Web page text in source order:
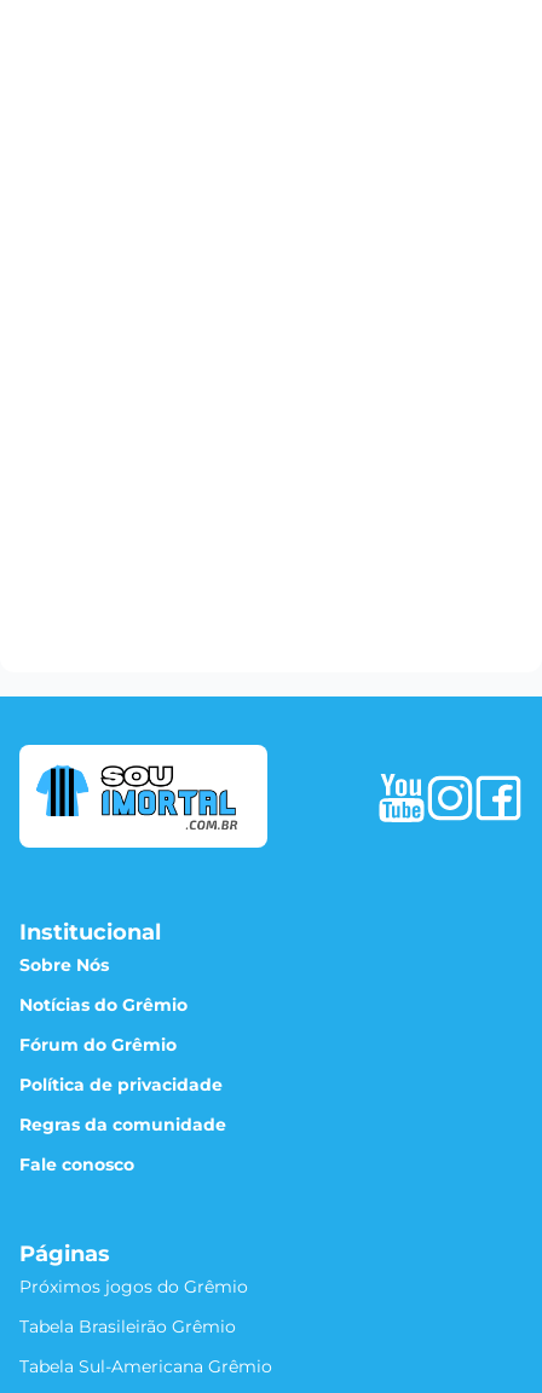
Institucional
Sobre Nós
Notícias do Grêmio
Fórum do Grêmio
Política de privacidade
Regras da comunidade
Fale conosco
Páginas
Próximos jogos do Grêmio
Tabela Brasileirão Grêmio
Tabela Sul-Americana Grêmio